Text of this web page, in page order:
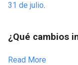
31 de julio.
¿Qué cambios
Read More